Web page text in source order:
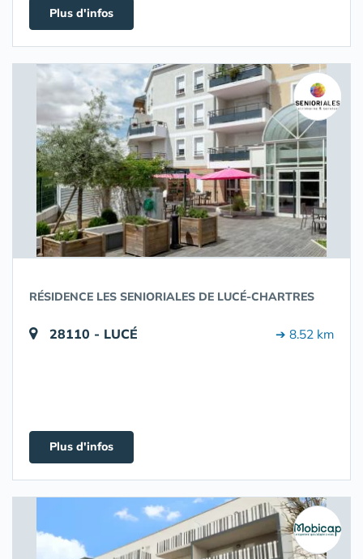
Plus d'infos
RÉSIDENCE LES SENIORIALES DE LUCÉ-CHARTRES
28110 - LUCÉ ➔ 8.52 km
Plus d'infos